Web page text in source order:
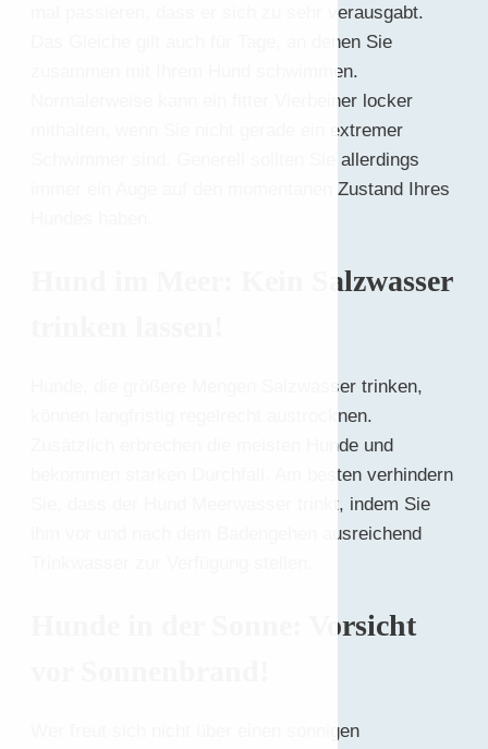
mal passieren, dass er sich zu sehr verausgabt.
Das Gleiche gilt auch für Tage, an denen Sie
zusammen mit Ihrem Hund schwimmen.
Normalerweise kann ein fitter Vierbeiner locker
mithalten, wenn Sie nicht gerade ein extremer
Schwimmer sind. Generell sollten Sie allerdings
immer ein Auge auf den momentanen Zustand Ihres
Hund im Meer: Kein Salzwasser
Hunde, die größere Mengen Salzwasser trinken,
können langfristig regelrecht austrocknen.
Zusätzlich erbrechen die meisten Hunde und
bekommen starken Durchfall. Am besten verhindern
Sie, dass der Hund Meerwasser trinkt, indem Sie
ihm vor und nach dem Badengehen ausreichend
Hunde in der Sonne: Vorsicht
Wer freut sich nicht über einen sonnigen